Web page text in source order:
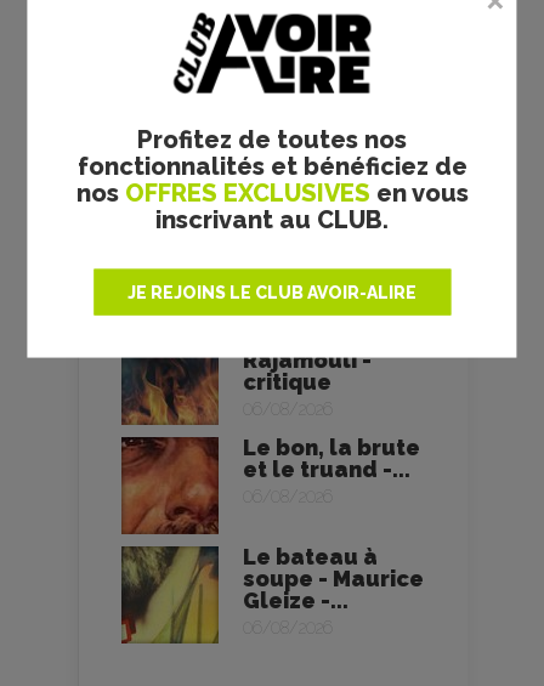
Profitez de toutes nos
fonctionnalités et bénéficiez de
nos OFFRES EXCLUSIVES en vous
inscrivant au CLUB.
JE REJOINS LE CLUB AVOIR-ALIRE
Christopher
Nolan - critique
06/08/2026
Tokyo - Yuiga...
06/08/2026
Soudain -
Ryūsuke
critique
Rajamouli -
critique
06/08/2026
Le bon, la brute
et le truand -...
06/08/2026
Le bateau à
soupe - Maurice
Gleize -...
06/08/2026